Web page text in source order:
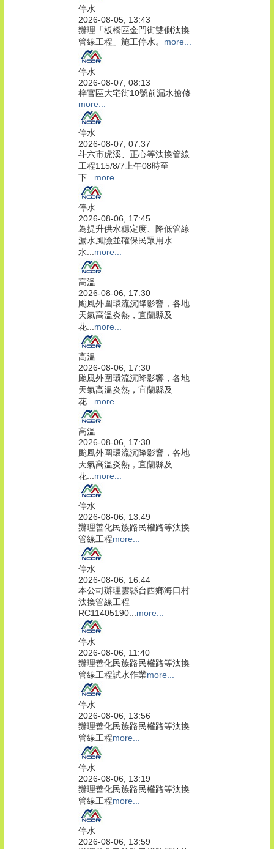
停水
2026-08-05, 13:43
辦理「板橋區金門街雙側汰換
管線工程」施工停水。 more...
停水
2026-08-07, 08:13
梓官區大宅街10號前漏水搶修
more...
停水
2026-08-07, 07:37
斗六市虎溪、正心等汰換管線
工程115/8/7上午08時至
下... more...
停水
2026-08-06, 17:45
為提升供水穩定度、降低管線
漏水風險並確保民眾用水
水... more...
高溫
2026-08-06, 17:30
颱風外圍環流沉降影響，各地
天氣高溫炎熱，宜蘭縣及
花... more...
高溫
2026-08-06, 17:30
颱風外圍環流沉降影響，各地
天氣高溫炎熱，宜蘭縣及
花... more...
高溫
2026-08-06, 17:30
颱風外圍環流沉降影響，各地
天氣高溫炎熱，宜蘭縣及
花... more...
停水
2026-08-06, 13:49
辦理善化民族路民權路等汰換
管線工程more...
停水
2026-08-06, 16:44
本公司辦理雲縣台西鄉海口村
汰換管線工程
RC11405190... more...
停水
2026-08-06, 11:40
辦理善化民族路民權路等汰換
管線工程試水作業more...
停水
2026-08-06, 13:56
辦理善化民族路民權路等汰換
管線工程more...
停水
2026-08-06, 13:19
辦理善化民族路民權路等汰換
管線工程more...
停水
2026-08-06, 13:59